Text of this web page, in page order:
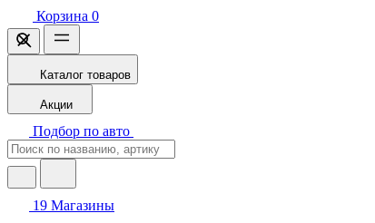
Корзина 0
Каталог товаров
Акции
Подбор по авто
19 Магазины